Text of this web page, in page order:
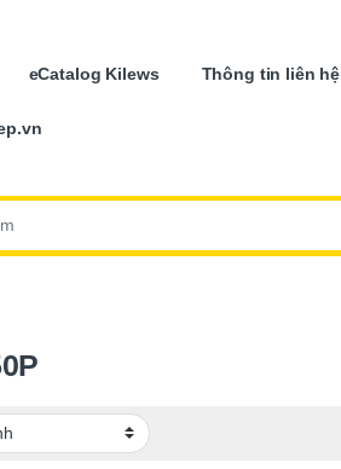
eCatalog Kilews Thông tin liên hệ